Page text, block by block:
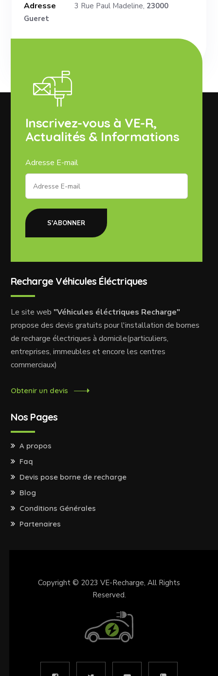
Adresse 3 Rue Paul Madeline, 23000
Gueret
Inscrivez-vous à VE-R,
Actualités & Informations
Adresse E-mail
S'ABONNER
Recharge Véhicules Éléctriques
Le site web "Véhicules éléctriques Recharge"
propose des devis gratuits pour l'installation de bornes
de recharge électriques à domicile(particuliers,
entreprises, immeubles et encore les centres
commerciaux)
Obtenir un devis
Nos Pages
A propos
Faq
Devis pose borne de recharge
Blog
Conditions Générales
Partenaires
Copyright © 2023 VE-Recharge, All Rights
Reserved.